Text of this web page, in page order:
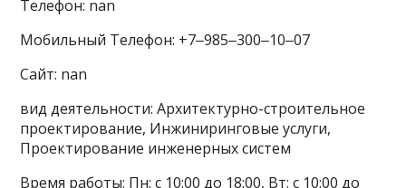
Телефон: nan
Мобильный Телефон: +7‒985‒300‒10‒07
Сайт: nan
вид деятельности: Архитектурно-строительное
проектирование, Инжиниринговые услуги,
Проектирование инженерных систем
Время работы: Пн: с 10:00 до 18:00, Вт: с 10:00 до